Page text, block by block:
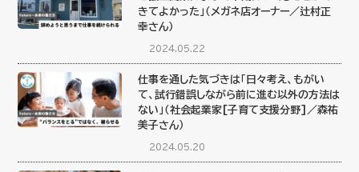
きてよかった」（メガネ店オーナー／辻村正
幸さん）
2024.05.22
仕事を通した気づきは「日々考え、もがい
て、試行錯誤しながら前に進む以外の方法は
ない」（社会起業家[子育て支援分野]／森祐
美子さん）
2024.05.20